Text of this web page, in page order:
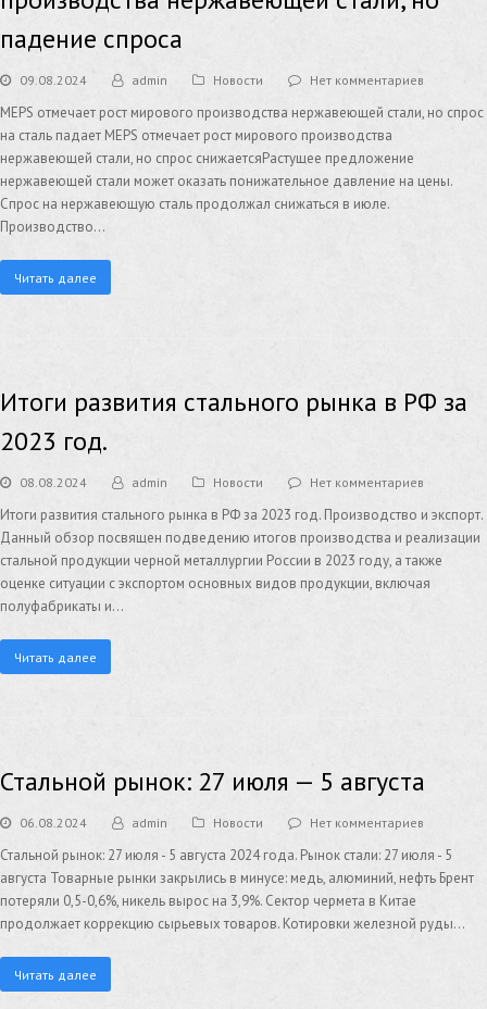
падение спроса
09.08.2024 admin Новости Нет комментариев
MEPS отмечает рост мирового производства нержавеющей стали, но спрос
на сталь падает MEPS отмечает рост мирового производства
нержавеющей стали, но спрос снижаетсяРастущее предложение
нержавеющей стали может оказать понижательное давление на цены.
Спрос на нержавеющую сталь продолжал снижаться в июле.
Производство…
Читать далее
Итоги развития стального рынка в РФ за
2023 год.
08.08.2024 admin Новости Нет комментариев
Итоги развития стального рынка в РФ за 2023 год. Производство и экспорт.
Данный обзор посвящен подведению итогов производства и реализации
стальной продукции черной металлургии России в 2023 году, а также
оценке ситуации с экспортом основных видов продукции, включая
полуфабрикаты и…
Читать далее
Стальной рынок: 27 июля — 5 августа
06.08.2024 admin Новости Нет комментариев
Стальной рынок: 27 июля - 5 августа 2024 года. Рынок стали: 27 июля - 5
августа Товарные рынки закрылись в минусе: медь, алюминий, нефть Брент
потеряли 0,5-0,6%, никель вырос на 3,9%. Сектор чермета в Китае
продолжает коррекцию сырьевых товаров. Котировки железной руды…
Читать далее